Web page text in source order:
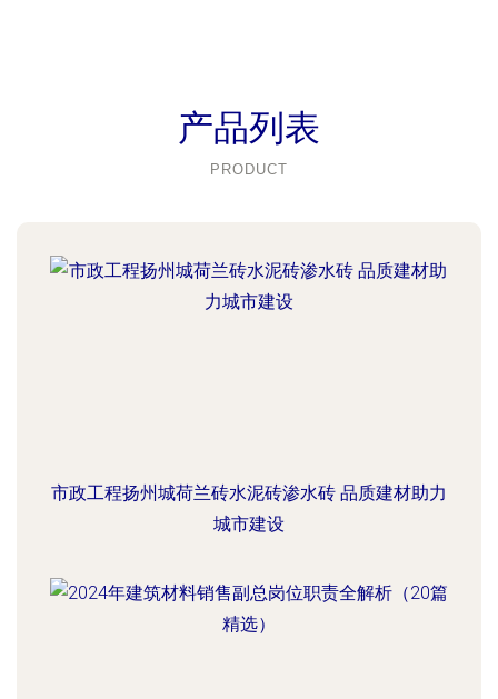
产品列表
PRODUCT
市政工程扬州城荷兰砖水泥砖渗水砖 品质建材助力
城市建设